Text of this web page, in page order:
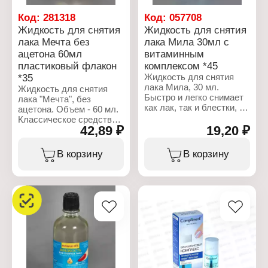
маникюра и педикюра
Упаковка: пластиковый
флакон
Состав: ацетон, вода,
изопропанол,
бутилацетат,
парфюмерная
композиция, краситель
Объем: 60 мл
ацетона
Упаковка: пластиковый
флакон
Состав: этилацетат,
изопропанол (АИПС),
вода, бутилацетат,
парфюмерная
композиция
Объем: 100 мл
Код: 281318
Жидкость для снятия
лака Мечта без
ацетона 60мл
пластиковый флакон
*35
Жидкость для снятия
лака "Мечта", без
ацетона. Объем - 60 мл.
Классическое средство
для снятия лака,
сочетающее в себе
ухаживающие
компоненты и активные
удалить декоративное
лаковое покрытие с
ногтей.
Характеристики:
Бренд: Мечта
Тип товара: Жидкость
для снятия лака
42,89 ₽
В корзину
Код:057708
Жидкость для снятия
лака Мила 30мл с
витаминным
комплексом *45
Жидкость для снятия
лака Мила, 30 мл.
Быстро и легко снимает
как лак, так и блестки, не
пластину и не портит
ногти! Для придания
жидкости приятного
запаха и полезных
ногтями в нее добавили
витаминный комплекс.
Способ применения:
смочите ватный диск в
жидкости для снятия
лака. Пока она не
выветрилась, протрите
диском ногтевую
пластину с лаком. Если
19,20 ₽
В корзину